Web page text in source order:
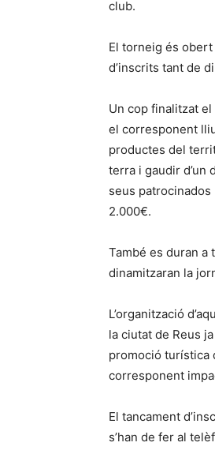
club.
El torneig és
d’inscrits tant de
Un cop finalitzat
el corresponent
productes del
terra i gaudir d’un
seus
2.000€.
També es duran a
dinamitzaran la
L’organització
la ciutat de Reus
promoció turística
corresponent
El tancament
s’han de fer al